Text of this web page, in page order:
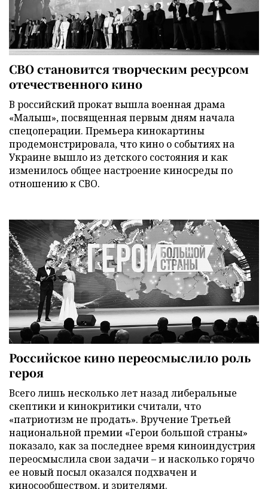
СВО становится творческим ресурсом
отечественного кино
В российский прокат вышла военная драма
«Малыш», посвященная первым дням начала
спецоперации. Премьера кинокартины
продемонстрировала, что кино о событиях на
Украине вышло из детского состояния и как
изменилось общее настроение киносреды по
отношению к СВО.
Российское кино переосмыслило роль
героя
Всего лишь несколько лет назад либеральные
скептики и кинокритики считали, что
«патриотизм не продать». Вручение Третьей
национальной премии «Герои большой страны»
показало, как за последнее время киноиндустрия
переосмыслила свои задачи – и насколько горячо
ее новый посыл оказался подхвачен и
киносообществом, и зрителями.